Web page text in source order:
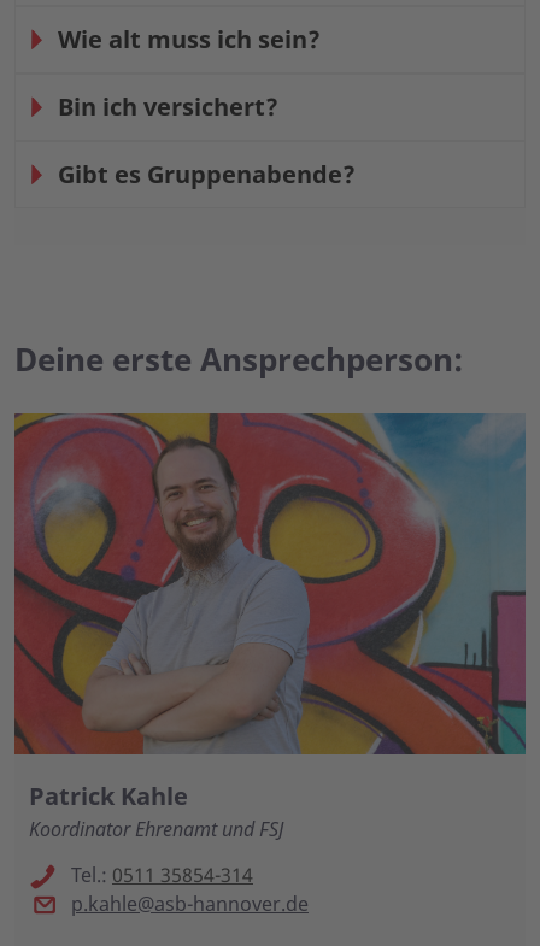
Wie alt muss ich sein?
Bin ich versichert?
Gibt es Gruppenabende?
Deine erste Ansprechperson:
Patrick Kahle
Koordinator Ehrenamt und FSJ
Tel.: 0511 35854-314
p.kahle@asb-hannover.de